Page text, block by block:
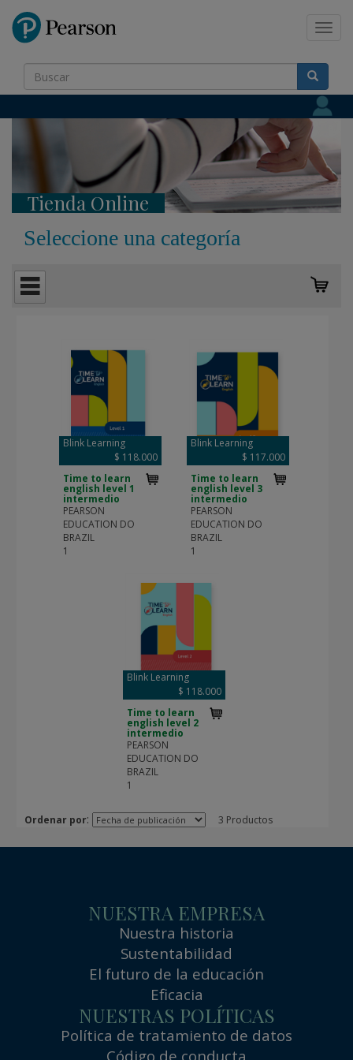
Tienda Online
Seleccione una categoría
Blink Learning
$ 118.000
Time to learn
english level 1
intermedio
PEARSON
EDUCATION DO
BRAZIL
1
Blink Learning
$ 117.000
Time to learn
english level 3
intermedio
PEARSON
EDUCATION DO
BRAZIL
1
Blink Learning
$ 118.000
Time to learn
english level 2
intermedio
PEARSON
EDUCATION DO
BRAZIL
1
Ordenar por: 3 Productos
NUESTRA EMPRESA
Nuestra historia
Sustentabilidad
El futuro de la educación
Eficacia
NUESTRAS POLÍTICAS
Política de tratamiento de datos
Código de conducta